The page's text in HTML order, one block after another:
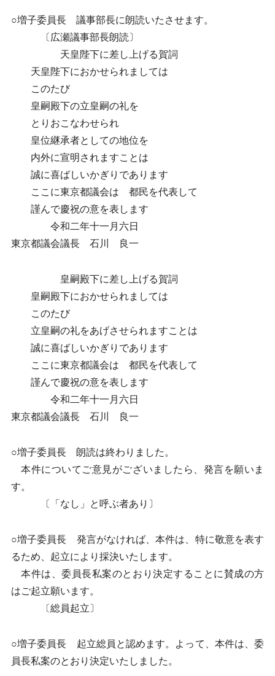
○増子委員長 議事部長に朗読いたさせます。
〔広瀬議事部長朗読〕
天皇陛下に差し上げる賀詞
天皇陛下におかせられましては
このたび
皇嗣殿下の立皇嗣の礼を
とりおこなわせられ
皇位継承者としての地位を
内外に宣明されますことは
誠に喜ばしいかぎりであります
ここに東京都議会は 都民を代表して
謹んで慶祝の意を表します
令和二年十一月六日
東京都議会議長 石川 良一
皇嗣殿下に差し上げる賀詞
皇嗣殿下におかせられましては
このたび
立皇嗣の礼をあげさせられますことは
誠に喜ばしいかぎりであります
ここに東京都議会は 都民を代表して
謹んで慶祝の意を表します
令和二年十一月六日
東京都議会議長 石川 良一
○増子委員長 朗読は終わりました。
本件についてご意見がございましたら、発言を願いま
す。
〔「なし」と呼ぶ者あり〕
○増子委員長 発言がなければ、本件は、特に敬意を表す
るため、起立により採決いたします。
本件は、委員長私案のとおり決定することに賛成の方
はご起立願います。
〔総員起立〕
○増子委員長 起立総員と認めます。よって、本件は、委
員長私案のとおり決定いたしました。